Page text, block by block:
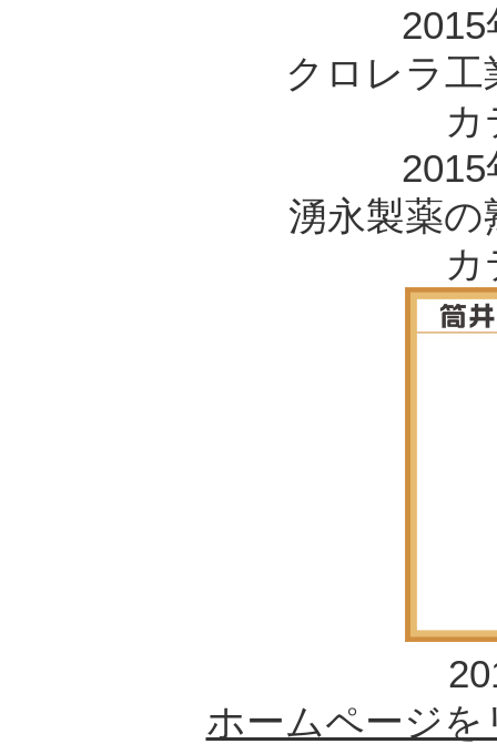
クロレラ
カ
湧永製薬
カ
ホームページ